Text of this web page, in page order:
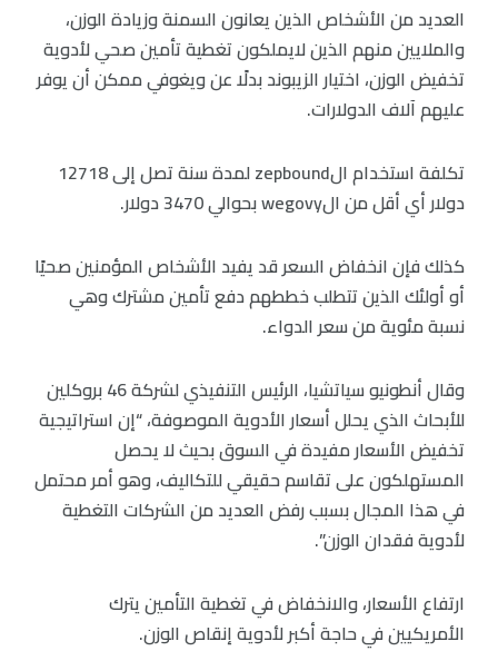
العديد من الأشخاص الذين يعانون السمنة وزيادة الوزن،
والملايين منهم الذين لايملكون تغطية تأمين صحي لأدوية
تخفيض الوزن، اختيار الزيبوند بدلًا عن ويغوفي ممكن أن يوفر
عليهم آلاف الدولارات.
تكلفة استخدام الzepbound لمدة سنة تصل إلى 12718
دولار أي أقل من الwegovy بحوالي 3470 دولار.
كذلك فإن انخفاض السعر قد يفيد الأشخاص المؤمنين صحيًا
أو أولئك الذين تتطلب خططهم دفع تأمين مشترك وهي
نسبة مئوية من سعر الدواء.
وقال أنطونيو سياتشيا، الرئيس التنفيذي لشركة 46 بروكلين
للأبحاث الذي يحلل أسعار الأدوية الموصوفة، “إن استراتيجية
تخفيض الأسعار مفيدة في السوق بحيث لا يحصل
المستهلكون على تقاسم حقيقي للتكاليف، وهو أمر محتمل
في هذا المجال بسبب رفض العديد من الشركات التغطية
لأدوية فقدان الوزن”.
ارتفاع الأسعار، والانخفاض في تغطية التأمين يترك
الأمريكيين في حاجة أكبر لأدوية إنقاص الوزن.